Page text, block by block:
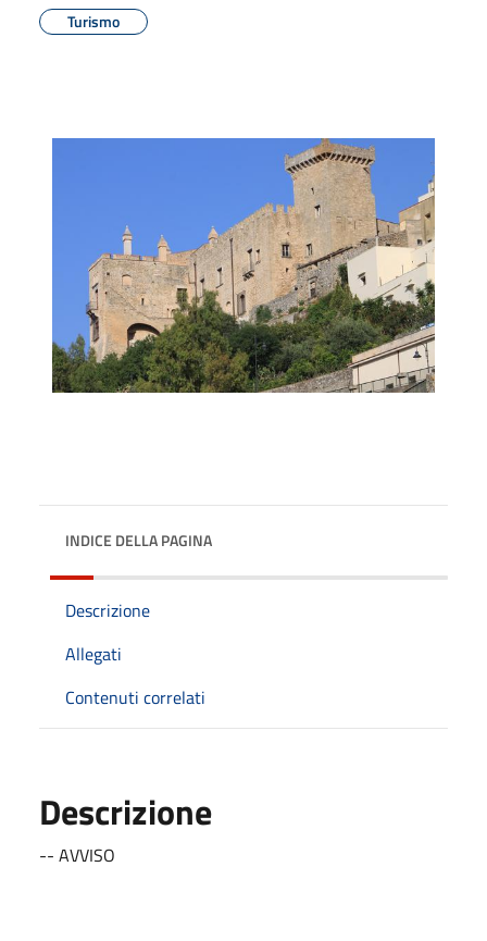
Turismo
INDICE DELLA PAGINA
Descrizione
Allegati
Contenuti correlati
Descrizione
-- AVVISO